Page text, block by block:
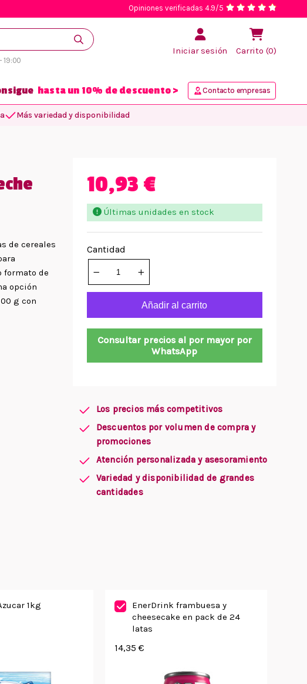
Opiniones verificadas 4.9/5
19:00
Iniciar sesión Carrito (0)
hasta un 10% de descuento > Contacto empresas
Más variedad y disponibilidad
de cereales
formato de
opción
g con
10,93 €
Últimas unidades en stock
Cantidad
Añadir al carrito
Consultar precios al por mayor por
WhatsApp
Los precios más competitivos
Descuentos por volumen de compra y
promociones
Atención personalizada y asesoramiento
Variedad y disponibilidad de grandes
cantidades
1kg
EnerDrink frambuesa y
cheesecake en pack de 24
latas
14,35 €